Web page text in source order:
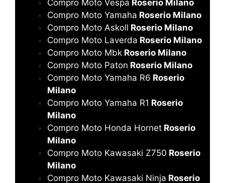
Compro Moto Vespa Roserio Milano
Compro Moto Yamaha Roserio Milano
Compro Moto Askoll Roserio Milano
Compro Moto Laverda Roserio Milano
Compro Moto Mbk Roserio Milano
Compro Moto Paton Roserio Milano
Compro Moto Yamaha R6 Roserio
Milano
Compro Moto Yamaha R1 Roserio
Milano
Compro Moto Honda Hornet Roserio
Milano
Compro Moto Kawasaki Z750 Roserio
Milano
Compro Moto Kawasaki Ninja Roserio